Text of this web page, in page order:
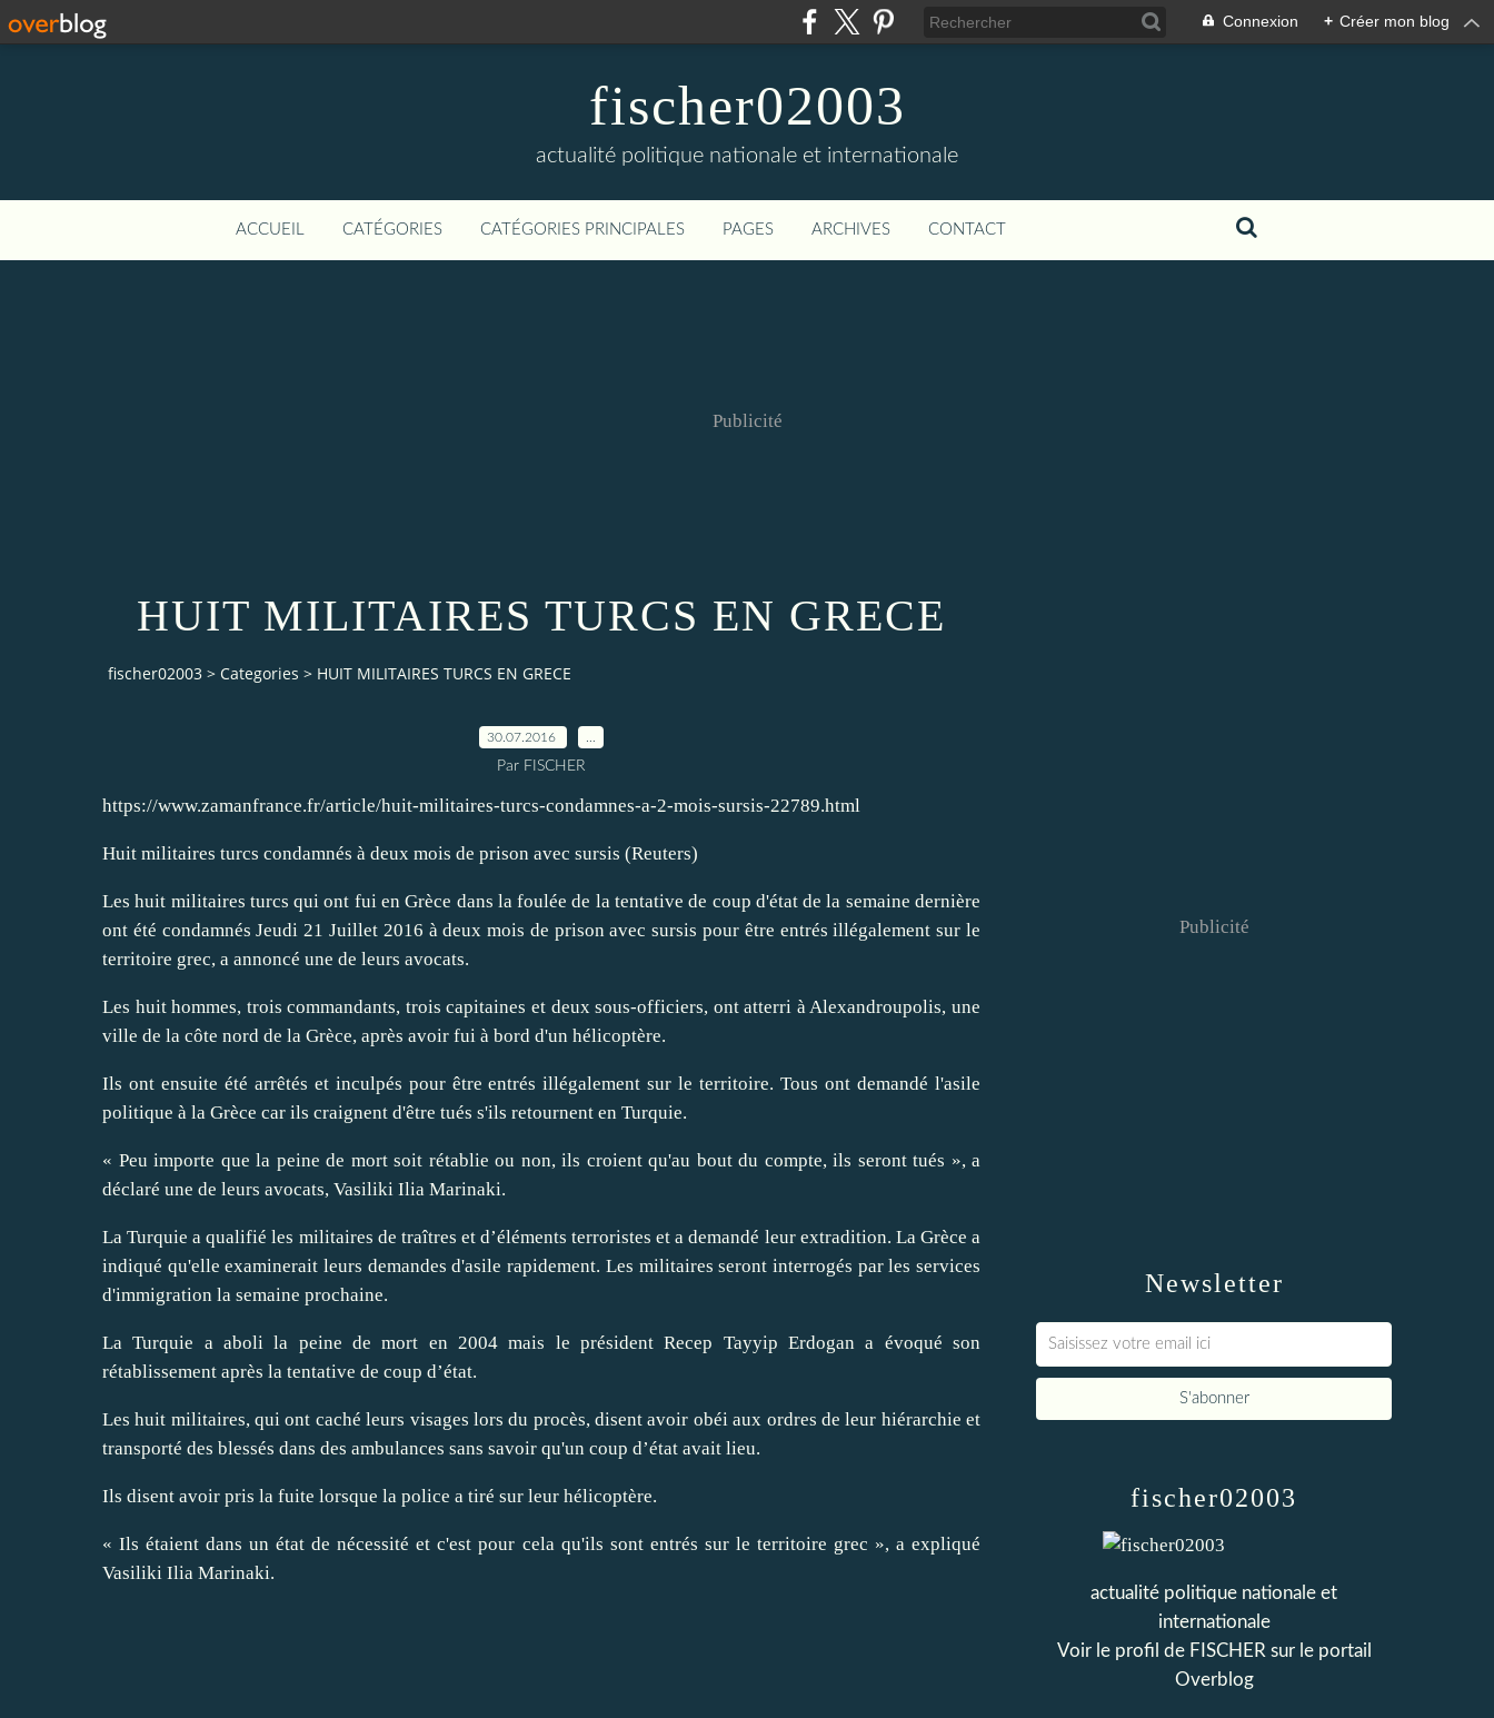
Connexion + Créer mon blog
fischer02003
actualité politique nationale et internationale
ACCUEIL CATÉGORIES CATÉGORIES PRINCIPALES PAGES ARCHIVES CONTACT
Publicité
HUIT MILITAIRES TURCS EN GRECE
fischer02003 > Categories > HUIT MILITAIRES TURCS EN GRECE
30.07.2016
Par FISCHER
https://www.zamanfrance.fr/article/huit-militaires-turcs-condamnes-a-2-mois-sursis-22789.html
Huit militaires turcs condamnés à deux mois de prison avec sursis (Reuters)
Les huit militaires turcs qui ont fui en Grèce dans la foulée de la tentative de coup d'état de la semaine dernière
ont été condamnés Jeudi 21 Juillet 2016 à deux mois de prison avec sursis pour être entrés illégalement sur le
territoire grec, a annoncé une de leurs avocats.
Les huit hommes, trois commandants, trois capitaines et deux sous-officiers, ont atterri à Alexandroupolis, une
ville de la côte nord de la Grèce, après avoir fui à bord d'un hélicoptère.
Ils ont ensuite été arrêtés et inculpés pour être entrés illégalement sur le territoire. Tous ont demandé l'asile
politique à la Grèce car ils craignent d'être tués s'ils retournent en Turquie.
« Peu importe que la peine de mort soit rétablie ou non, ils croient qu'au bout du compte, ils seront tués », a
déclaré une de leurs avocats, Vasiliki Ilia Marinaki.
La Turquie a qualifié les militaires de traîtres et d’éléments terroristes et a demandé leur extradition. La Grèce a
indiqué qu'elle examinerait leurs demandes d'asile rapidement. Les militaires seront interrogés par les services
d'immigration la semaine prochaine.
La Turquie a aboli la peine de mort en 2004 mais le président Recep Tayyip Erdogan a évoqué son
rétablissement après la tentative de coup d’état.
Les huit militaires, qui ont caché leurs visages lors du procès, disent avoir obéi aux ordres de leur hiérarchie et
transporté des blessés dans des ambulances sans savoir qu'un coup d’état avait lieu.
Ils disent avoir pris la fuite lorsque la police a tiré sur leur hélicoptère.
« Ils étaient dans un état de nécessité et c'est pour cela qu'ils sont entrés sur le territoire grec », a expliqué
Vasiliki Ilia Marinaki.
Newsletter
Publicité
fischer02003
actualité politique nationale et
internationale
Voir le profil de FISCHER sur le portail
Overblog